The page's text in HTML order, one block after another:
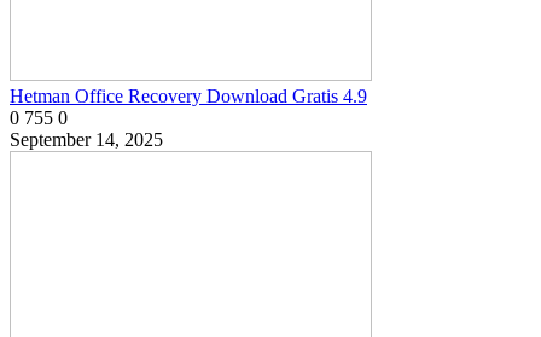
Hetman Office Recovery Download Gratis 4.9
0 755 0
September 14, 2025